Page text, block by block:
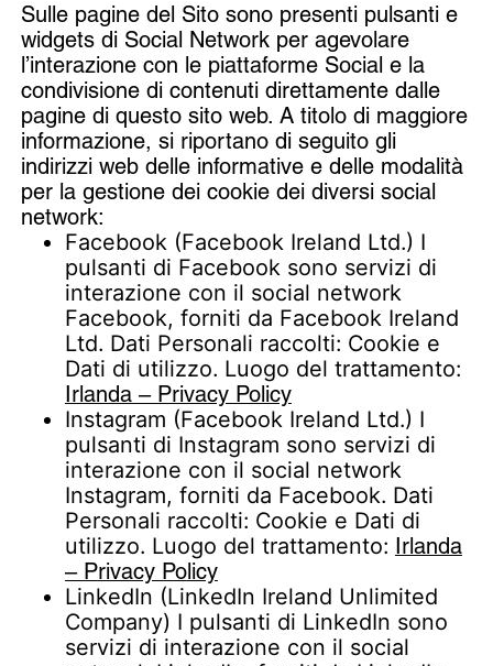
Sulle pagine del Sito sono presenti pulsanti e
widgets di Social Network per agevolare
l’interazione con le piattaforme Social e la
condivisione di contenuti direttamente dalle
pagine di questo sito web. A titolo di maggiore
informazione, si riportano di seguito gli
indirizzi web delle informative e delle modalità
per la gestione dei cookie dei diversi social
network:
Facebook (Facebook Ireland Ltd.) I
pulsanti di Facebook sono servizi di
interazione con il social network
Facebook, forniti da Facebook Ireland
Ltd. Dati Personali raccolti: Cookie e
Dati di utilizzo. Luogo del trattamento:
Irlanda – Privacy Policy
Instagram (Facebook Ireland Ltd.) I
pulsanti di Instagram sono servizi di
interazione con il social network
Instagram, forniti da Facebook. Dati
Personali raccolti: Cookie e Dati di
utilizzo. Luogo del trattamento: Irlanda
– Privacy Policy
LinkedIn (LinkedIn Ireland Unlimited
Company) I pulsanti di LinkedIn sono
servizi di interazione con il social